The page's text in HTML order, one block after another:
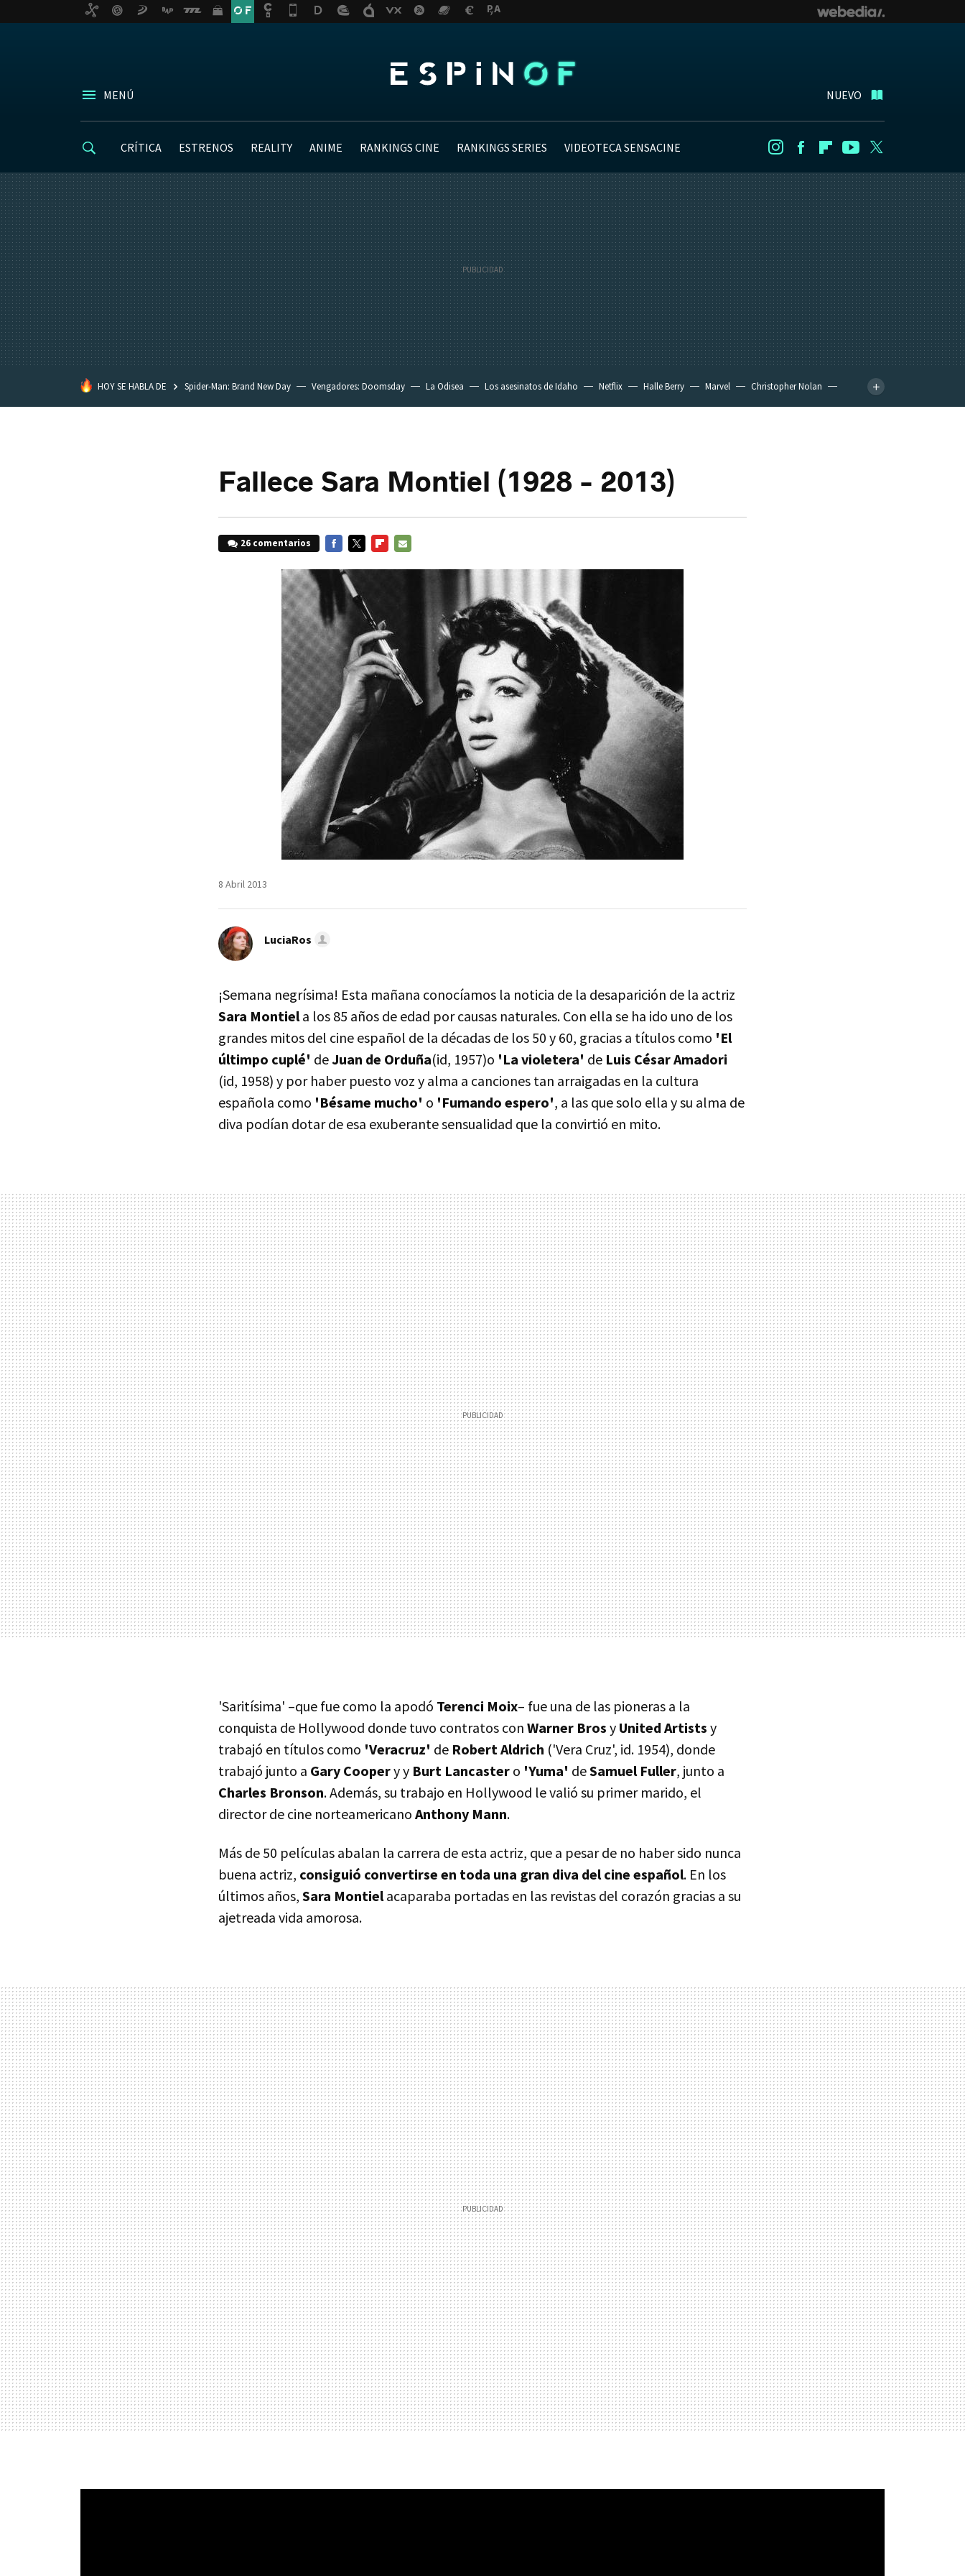
MENÚ NUEVO
CRÍTICA ESTRENOS REALITY ANIME RANKINGS CINE RANKINGS SERIES VIDEOTECA SENSACINE InstagramFacebookFlipboard
Youtube
HOY SE HABLA DE Spider-Man: Brand New Day Vengadores: Doomsday La Odisea Los asesinatos de Idaho Netflix Halle Berry Marvel
Christopher Nolan
Fallece Sara Montiel (1928 - 2013)
26 comentarios
8 Abril 2013
LuciaRos
¡Semana negrísima! Esta mañana conocíamos la noticia de la desaparición de la actriz
Sara Montiela los 85 años de edad por causas naturales. Con ella se ha ido uno de los
grandes mitos del cine español de la décadas de los 50 y 60, gracias a títulos como 'El
últimpo cuplé' deJuan de Orduña(id, 1957)o 'La violetera' de Luis César Amadori
(id, 1958) y por haber puesto voz y alma a canciones tan arraigadas en la cultura
española como 'Bésame mucho' o 'Fumando espero', a las que solo ella y su alma de
diva podían dotar de esa exuberante sensualidad que la convirtió en mito.
'Saritísima' –que fue como la apodó Terenci Moix– fue una de las pioneras a la
conquista de Hollywood donde tuvo contratos con Warner Bros y United Artists y
trabajó en títulos como 'Veracruz' de Robert Aldrich ('Vera Cruz', id. 1954), donde
trabajó junto a Gary Coopery y Burt Lancaster o 'Yuma' deSamuel Fuller, junto a
Charles Bronson. Además, su trabajo en Hollywood le valió su primer marido, el
director de cine norteamericano Anthony Mann.
Más de 50 películas abalan la carrera de esta actriz, que a pesar de no haber sido nunca
buena actriz, consiguió convertirse en toda una gran diva del cine español. En los
últimos años, Sara Montielacaparaba portadas en las revistas del corazón gracias a su
ajetreada vida amorosa.